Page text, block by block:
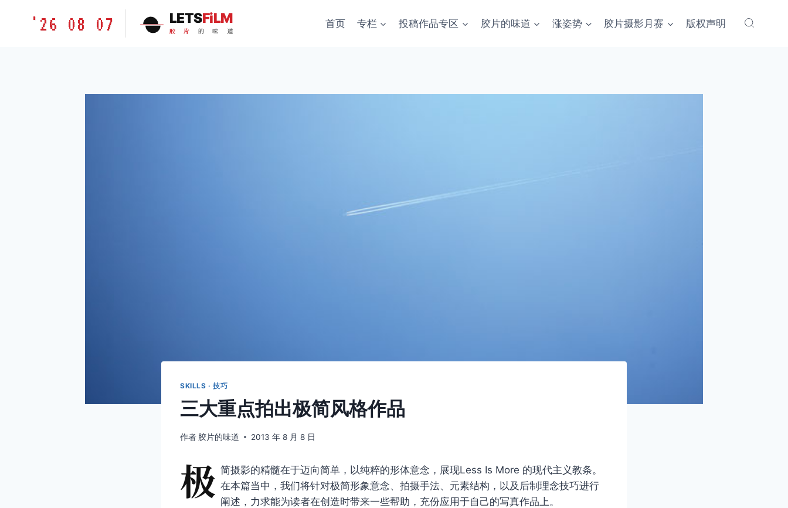
胶'26 08 07 LETSFiLM
胶 片 的 味 道
首页 专栏 投稿作品专区 胶片的味道 涨姿势 胶片摄影月赛 版权声明
SKILLS · 技巧
三大重点拍出极简风格作品
作者 胶片的味道 2013 年 8 月 8 日
极 简摄影的精髓在于迈向简单，以纯粹的形体意念，展现Less Is More 的现代主义教条。
在本篇当中，我们将针对极简形象意念、拍摄手法、元素结构，以及后制理念技巧进行
阐述，力求能为读者​​在创造时带来一些帮助，充份应用于自己的写真作品上。